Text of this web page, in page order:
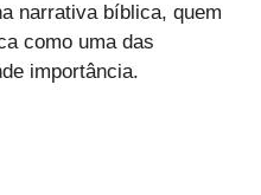
narrativa bíblica, quem
como uma das
importância.